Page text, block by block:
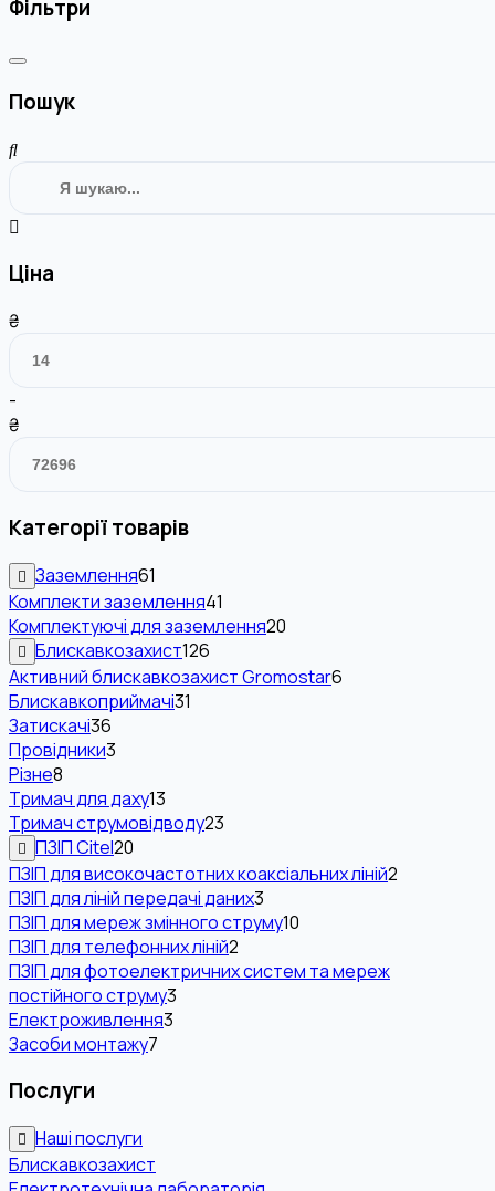
Фільтри
Пошук
Ціна
₴
-
₴
Категорії товарів
Заземлення61
Комплекти заземлення41
Комплектуючі для заземлення20
Блискавкозахист126
Активний блискавкозахист Gromostar6
Блискавкоприймачі31
Затискачі36
Провідники3
Різне8
Тримач для даху13
Тримач струмовідводу23
ПЗІП Citel20
ПЗІП для високочастотних коаксіальних ліній2
ПЗІП для ліній передачі даних3
ПЗІП для мереж змінного струму10
ПЗІП для телефонних ліній2
ПЗІП для фотоелектричних систем та мереж
постійного струму3
Електроживлення3
Засоби монтажу7
Послуги
Наші послуги
Блискавкозахист